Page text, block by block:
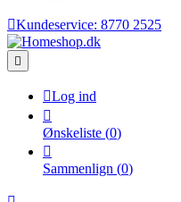
Kundeservice: 8770 2525

Log ind

Ønskeliste (0)

Sammenlign (0)